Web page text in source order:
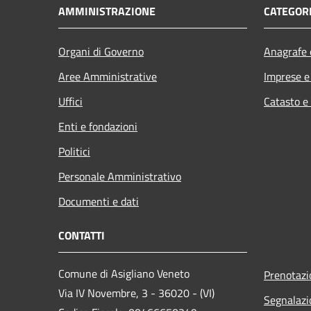
AMMINISTRAZIONE
Organi di Governo
Aree Amministrative
Uffici
Enti e fondazioni
Politici
Personale Amministrativo
Documenti e dati
Imprese
Catasto
CONTATTI
Comune di Asigliano Veneto
Via IV Novembre, 3 - 36020 - (VI)